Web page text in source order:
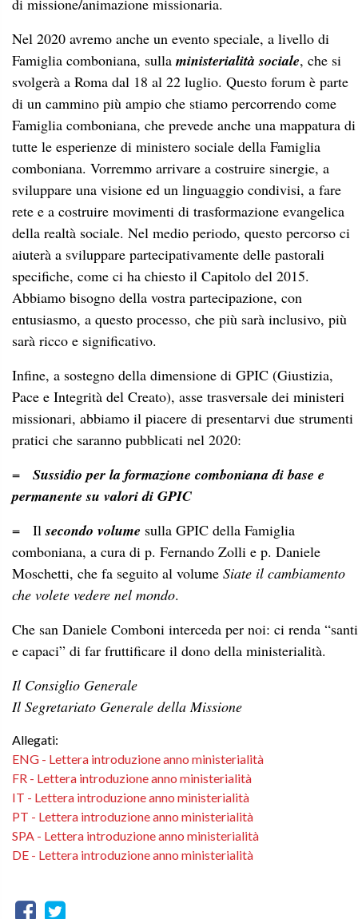
di missione/animazione missionaria.
Nel 2020 avremo anche un evento speciale, a livello di
Famiglia comboniana, sulla ministerialità sociale, che si
svolgerà a Roma dal 18 al 22 luglio. Questo forum è parte
di un cammino più ampio che stiamo percorrendo come
Famiglia comboniana, che prevede anche una mappatura di
tutte le esperienze di ministero sociale della Famiglia
comboniana. Vorremmo arrivare a costruire sinergie, a
sviluppare una visione ed un linguaggio condivisi, a fare
rete e a costruire movimenti di trasformazione evangelica
della realtà sociale. Nel medio periodo, questo percorso ci
aiuterà a sviluppare partecipativamente delle pastorali
specifiche, come ci ha chiesto il Capitolo del 2015.
Abbiamo bisogno della vostra partecipazione, con
entusiasmo, a questo processo, che più sarà inclusivo, più
sarà ricco e significativo.
Infine, a sostegno della dimensione di GPIC (Giustizia,
Pace e Integrità del Creato), asse trasversale dei ministeri
missionari, abbiamo il piacere di presentarvi due strumenti
pratici che saranno pubblicati nel 2020:
= Sussidio per la formazione comboniana di base e
permanente su valori di GPIC
= Ilsecondo volume sulla GPIC della Famiglia
comboniana, a cura di p. Fernando Zolli e p. Daniele
Moschetti, che fa seguito al volume Siate il cambiamento
che volete vedere nel mondo.
Che san Daniele Comboni interceda per noi: ci renda “santi
e capaci” di far fruttificare il dono della ministerialità.
Il Consiglio Generale
Il Segretariato Generale della Missione
Allegati:
ENG - Lettera introduzione anno ministerialità
FR - Lettera introduzione anno ministerialità
IT - Lettera introduzione anno ministerialità
PT - Lettera introduzione anno ministerialità
SPA - Lettera introduzione anno ministerialità
DE - Lettera introduzione anno ministerialità